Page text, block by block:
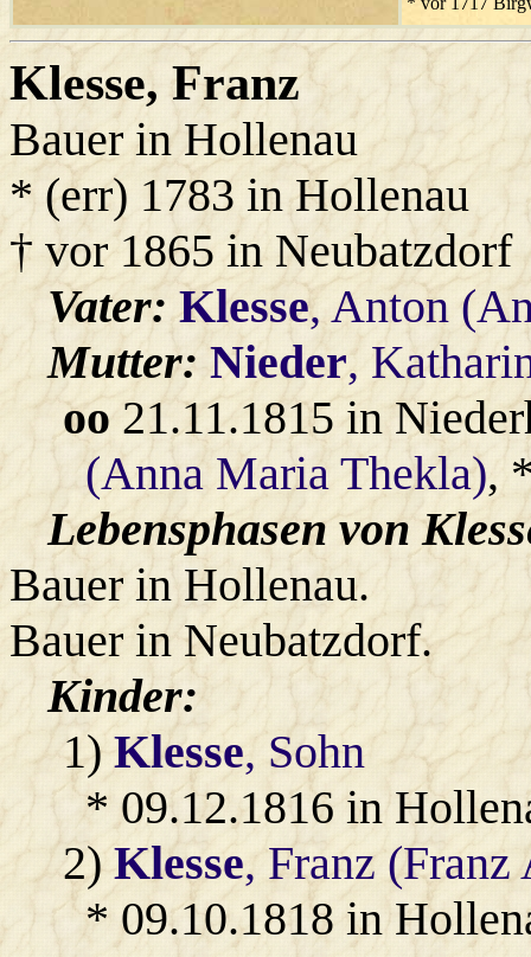
Klesse, Franz
Bauer in Hollenau
* (err) 1783 in Hollenau
† vor 1865 in Neubatzdorf
Vater:Klesse, Anton
Mutter:Nieder,
oo21.11.1815 in
(Anna Maria Thekla),
Lebensphasen von
Bauer in Hollenau.
Bauer in Neubatzdorf.
Kinder:
1)Klesse, Sohn
* 09.12.1816 in
2)Klesse, Franz
* 09.10.1818 in